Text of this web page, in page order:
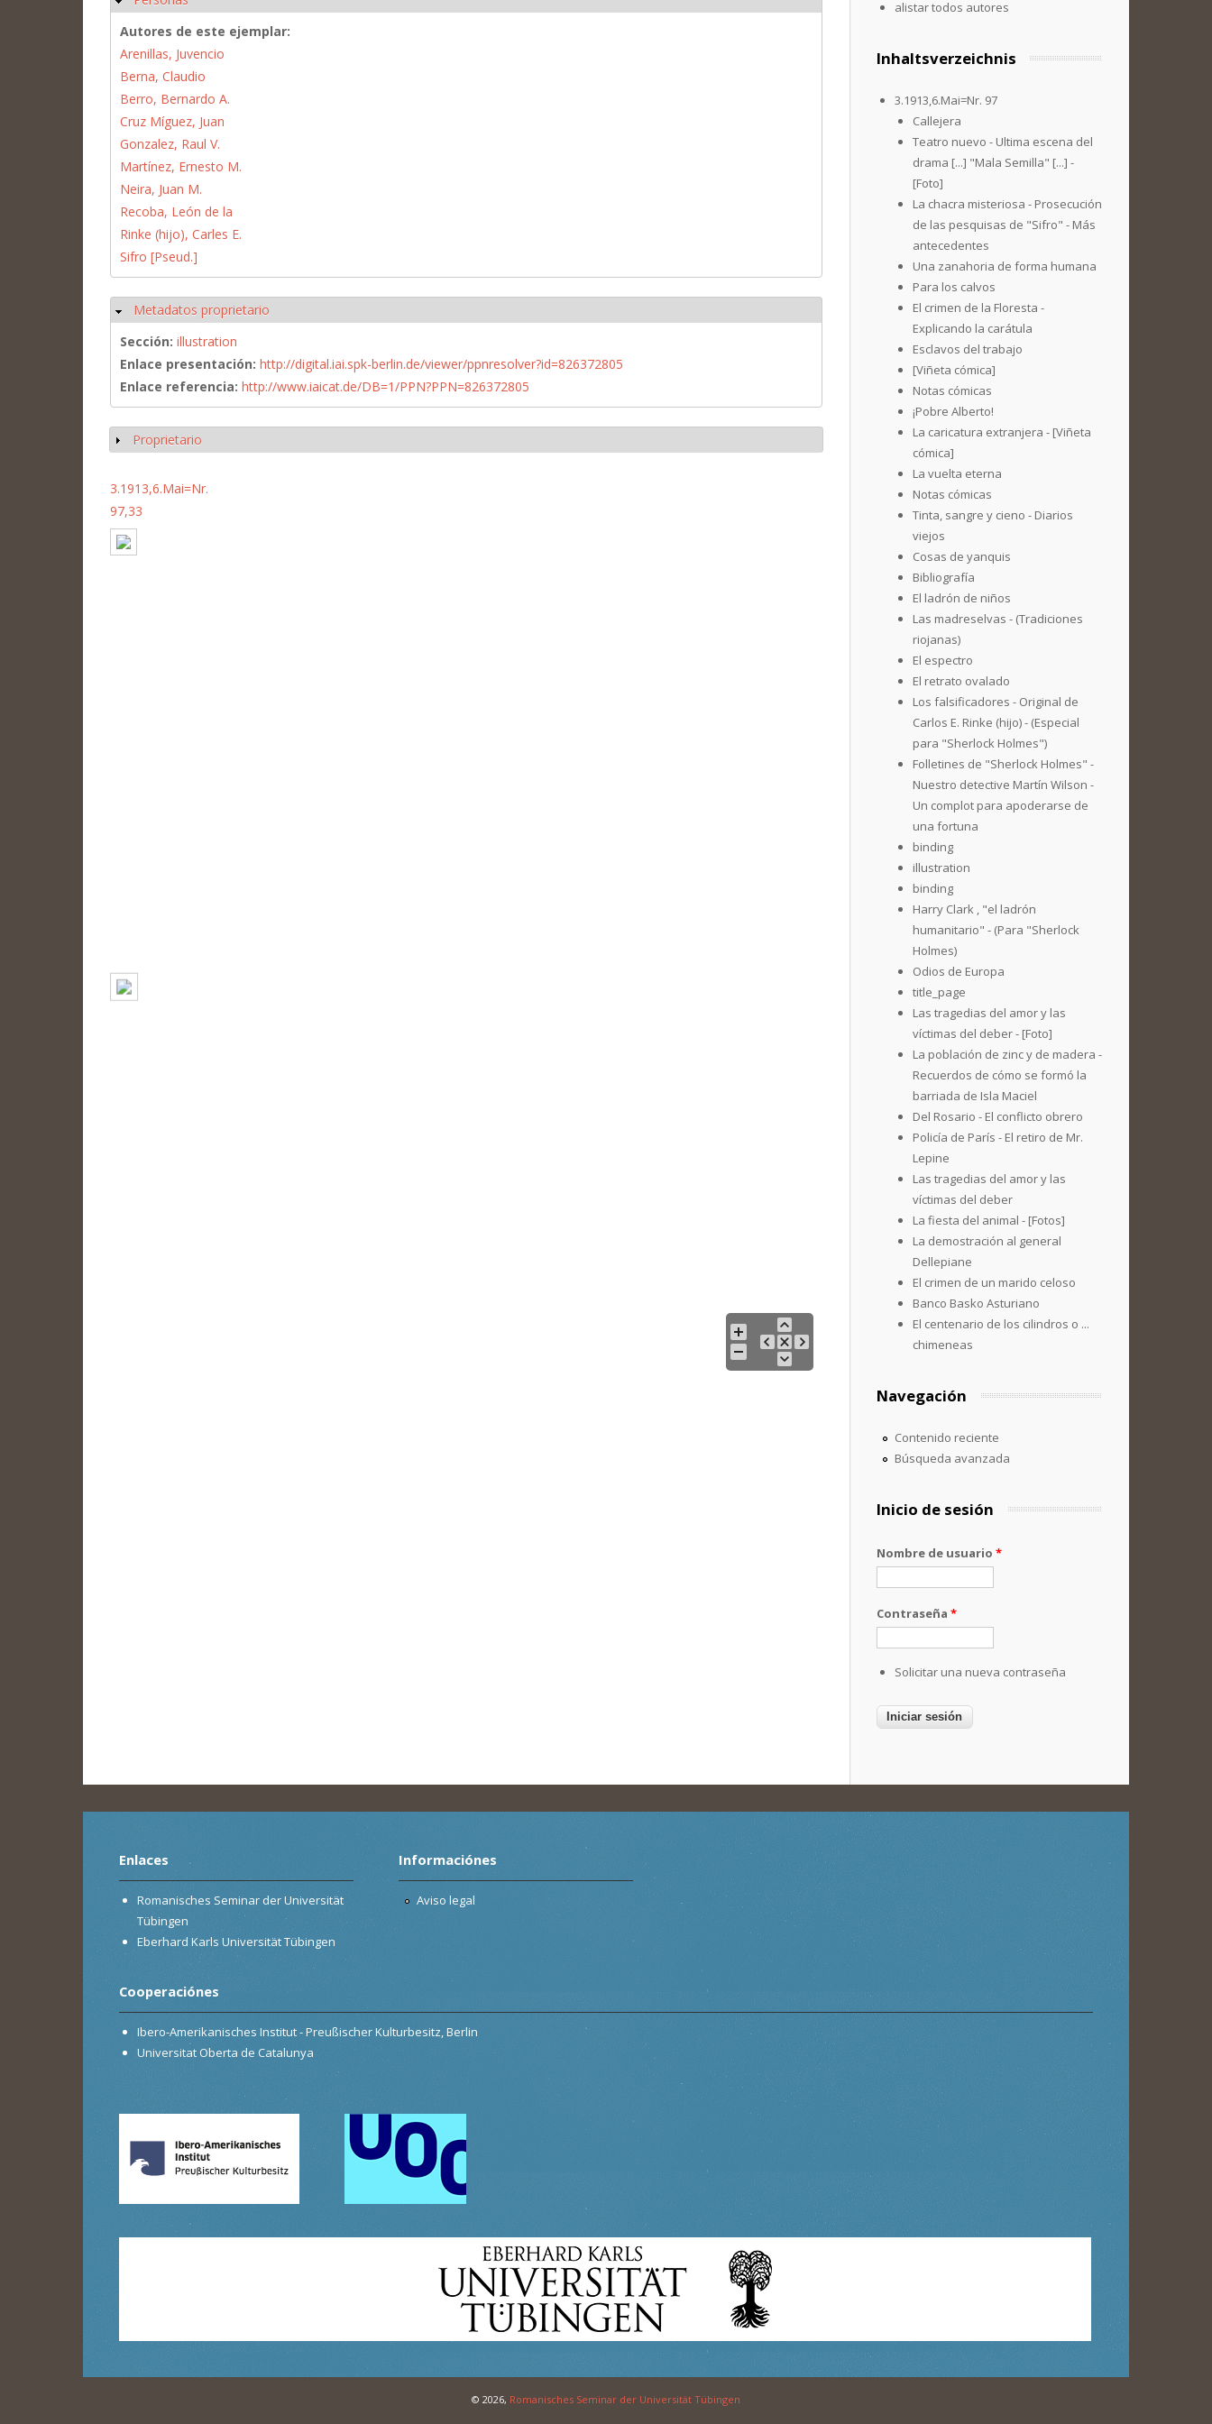
Autores de este ejemplar:
Arenillas, Juvencio
Berna, Claudio
Berro, Bernardo A.
Cruz Míguez, Juan
Gonzalez, Raul V.
Martínez, Ernesto M.
Neira, Juan M.
Recoba, León de la
Rinke (hijo), Carles E.
Sifro [Pseud.]
Ocultar
Metadatos proprietario
Sección: illustration
Enlace presentación: http://digital.iai.spk-berlin.de/viewer/ppnresolver?id=826372805
Enlace referencia: http://www.iaicat.de/DB=1/PPN?PPN=826372805
Mostrar
Proprietario
3.1913,6.Mai=Nr.
97,33
alistar todos autores
Inhaltsverzeichnis
3.1913,6.Mai=Nr. 97
Callejera
Teatro nuevo - Ultima escena del
drama [...] "Mala Semilla" [...] -
[Foto]
La chacra misteriosa - Prosecución
de las pesquisas de "Sifro" - Más
antecedentes
Una zanahoria de forma humana
Para los calvos
El crimen de la Floresta -
Explicando la carátula
Esclavos del trabajo
[Viñeta cómica]
Notas cómicas
¡Pobre Alberto!
La caricatura extranjera - [Viñeta
cómica]
La vuelta eterna
Notas cómicas
Tinta, sangre y cieno - Diarios
viejos
Cosas de yanquis
Bibliografía
El ladrón de niños
Las madreselvas - (Tradiciones
riojanas)
El espectro
El retrato ovalado
Los falsificadores - Original de
Carlos E. Rinke (hijo) - (Especial
para "Sherlock Holmes")
Folletines de "Sherlock Holmes" -
Nuestro detective Martín Wilson -
Un complot para apoderarse de
una fortuna
binding
illustration
binding
Harry Clark , "el ladrón
humanitario" - (Para "Sherlock
Holmes)
Odios de Europa
title_page
Las tragedias del amor y las
víctimas del deber - [Foto]
La población de zinc y de madera -
Recuerdos de cómo se formó la
barriada de Isla Maciel
Del Rosario - El conflicto obrero
Policía de París - El retiro de Mr.
Lepine
Las tragedias del amor y las
víctimas del deber
La fiesta del animal - [Fotos]
La demostración al general
Dellepiane
El crimen de un marido celoso
Banco Basko Asturiano
El centenario de los cilindros o ...
chimeneas
Navegación
Contenido reciente
Búsqueda avanzada
Inicio de sesión
Nombre de usuario *
Contraseña *
Solicitar una nueva contraseña
Enlaces
Romanisches Seminar der Universität
Tübingen
Eberhard Karls Universität Tübingen
Informaciónes
Aviso legal
Cooperaciónes
Ibero-Amerikanisches Institut - Preußischer Kulturbesitz, Berlin
Universitat Oberta de Catalunya
© 2026, Romanisches Seminar der Universität Tübingen